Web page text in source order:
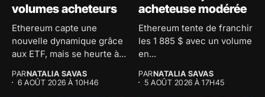
volumes acheteurs
Ethereum capte une
nouvelle dynamique grâce
aux ETF, mais se heurte à...
PARNATALIA SAVAS
6 AOÛT 2026 À 10H46
acheteuse modérée
Ethereum tente de franchir
les 1 885 $ avec un volume
en...
PARNATALIA SAVAS
5 AOÛT 2026 À 17H45